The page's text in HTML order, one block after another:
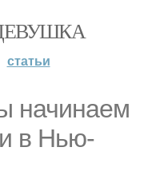
статьи
начинаем
в Нью-